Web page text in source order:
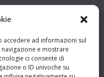
accedere ad informazioni sul
e mostrare
ci consente di
o ID univoche su